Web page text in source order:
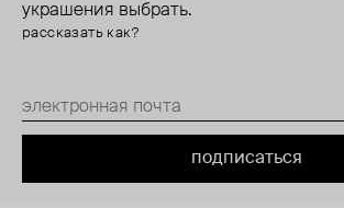
украшения выбрать.
рассказать как?
подписаться